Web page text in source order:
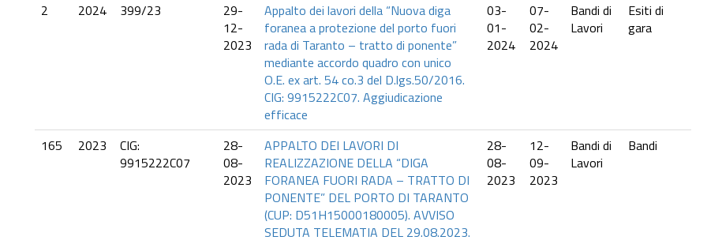
2 2024 399/23
29-
12-
2023
Appalto dei lavori della “Nuova diga
foranea a protezione del porto fuori
rada di Taranto – tratto di ponente”
mediante accordo quadro con unico
O.E. ex art. 54 co.3 del D.lgs.50/2016.
CIG: 9915222C07. Aggiudicazione
efficace
03-
01-
2024
07-
02-
2024
Bandi di
Lavori
Esiti di
gara
165 2023
CIG:
9915222C07
28-
08-
2023
APPALTO DEI LAVORI DI
REALIZZAZIONE DELLA “DIGA
FORANEA FUORI RADA – TRATTO DI
PONENTE” DEL PORTO DI TARANTO
(CUP: D51H15000180005). AVVISO
SEDUTA TELEMATIA DEL 29.08.2023.
28-
08-
2023
12-
09-
2023
Bandi di
Lavori
Bandi